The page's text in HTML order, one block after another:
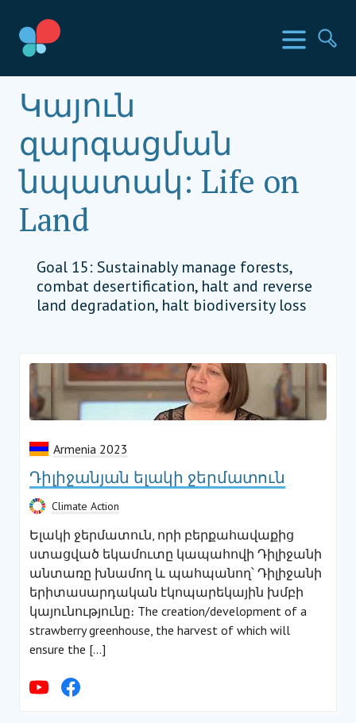
content
SIA երկրներ
Կայուն
զարգացման
նպատակ: Life on
Land
Goal 15: Sustainably manage forests,
combat desertification, halt and reverse
land degradation, halt biodiversity loss
Armenia 2023
Դիլիջանյան ելակի ջերմատուն
Climate Action
Ելակի ջերմատուն, որի բերքահավաքից
ստացված եկամուտը կապահովի Դիլիջանի
անտառը խնամող և պահպանող՝ Դիլիջանի
երիտասարդական էկոպարեկային խմբի
կայունությունը։ The creation/development of a
strawberry greenhouse, the harvest of which will
ensure the […]